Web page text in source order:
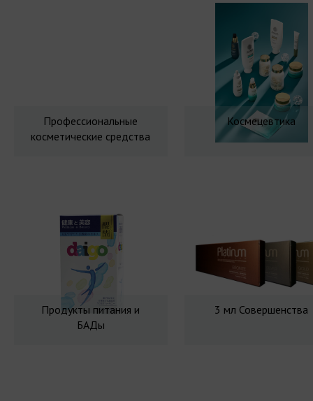
Профессиональные
косметические средства
Космецевтика
Продукты питания и
БАДы
3 мл Совершенства